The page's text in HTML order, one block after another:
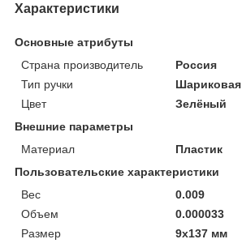
Характеристики
Основные атрибуты
Страна производитель
Россия
Тип ручки
Шариковая
Цвет
Зелёный
Внешние параметры
Материал
Пластик
Пользовательские характеристики
Вес
0.009
Объем
0.000033
Размер
9х137 мм